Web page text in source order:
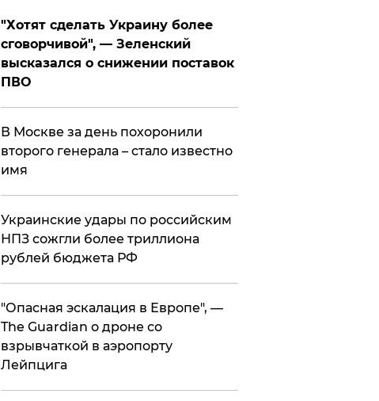
​"Хотят сделать Украину более
сговорчивой", — Зеленский
высказался о снижении поставок
ПВО
В Москве за день похоронили
второго генерала – стало известно
имя
Украинские удары по российским
НПЗ сожгли более триллиона
рублей бюджета РФ
"Опасная эскалация в Европе", —
The Guardian о дроне со
взрывчаткой в аэропорту
Лейпцига